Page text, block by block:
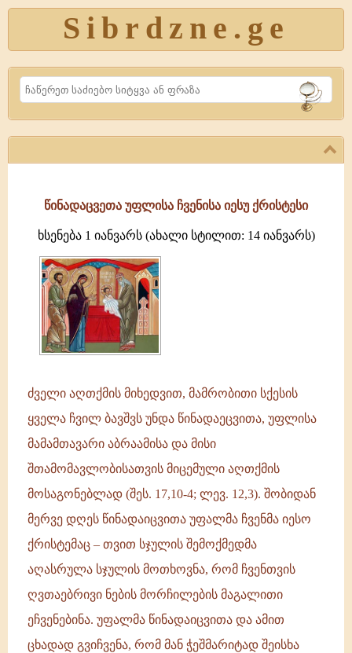
Sibrdzne.ge
Search
წინადაცვეთა უფლისა ჩვენისა იესუ ქრისტესი
ხსენება 1 იანვარს (ახალი სტილით: 14 იანვარს)
ძველი აღთქმის მიხედვით, მამრობითი სქესის
ყველა ჩვილ ბავშვს უნდა წინადაეცვითა, უფლისა
მამამთავარი აბრაამისა და მისი
შთამომავლობისათვის მიცემული აღთქმის
მოსაგონებლად (შეს. 17,10-4; ლევ. 12,3). შობიდან
მერვე დღეს წინადაიცვითა უფალმა ჩვენმა იესო
ქრისტემაც – თვით სჯულის შემოქმედმა
აღასრულა სჯულის მოთხოვნა, რომ ჩვენთვის
ღვთაებრივი ნების მორჩილების მაგალითი
ეჩვენებინა. უფალმა წინადაიცვითა და ამით
ცხადად გვიჩვენა, რომ მან ჭეშმარიტად შეისხა